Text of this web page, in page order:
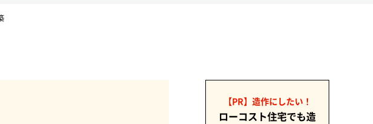
【PR】造作にしたい！
ローコスト住宅でも造